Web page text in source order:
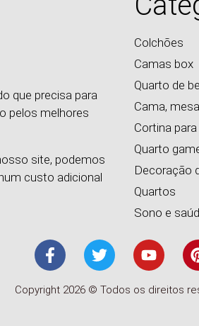
que precisa para
pelos melhores
site, podemos
custo adicional
Colchões
Camas box
Quarto de
Cama,
Cortina
Quarto
Decoração
Quartos
Sono e
Copyright 2026 © Todos os direitos